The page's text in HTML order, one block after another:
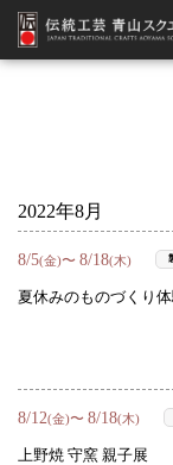
2022年8月
8/5(金)〜 8/18(木)
夏休みのものづくり
8/12(金)〜 8/18(木)
上野焼 守窯 親子展